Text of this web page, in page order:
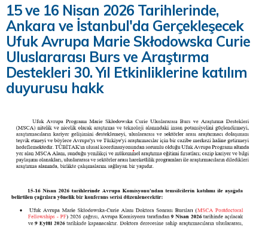
15 ve 16 Nisan 2026 Tarihlerinde,
Ankara ve İstanbul'da Gerçekleşecek
Ufuk Avrupa Marie Skłodowska Curie
Uluslararası Burs ve Araştırma
Destekleri 30. Yıl Etkinliklerine katılım
duyurusu hakk